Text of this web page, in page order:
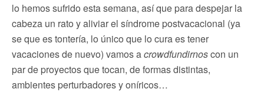
lo hemos sufrido esta semana, así que para despejar la
cabeza un rato y aliviar el síndrome postvacacional (ya
se que es tontería, lo único que lo cura es tener
vacaciones de nuevo) vamos acrowdfundirnoscon un
par de proyectos que tocan, de formas distintas,
ambientes perturbadores y oníricos…